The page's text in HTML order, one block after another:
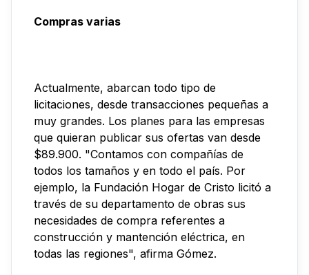
Compras varias
Actualmente, abarcan todo tipo de
licitaciones, desde transacciones pequeñas a
muy grandes. Los planes para las empresas
que quieran publicar sus ofertas van desde
$89.900. "Contamos con compañías de
todos los tamaños y en todo el país. Por
ejemplo, la Fundación Hogar de Cristo licitó a
través de su departamento de obras sus
necesidades de compra referentes a
construcción y mantención eléctrica, en
todas las regiones", afirma Gómez.